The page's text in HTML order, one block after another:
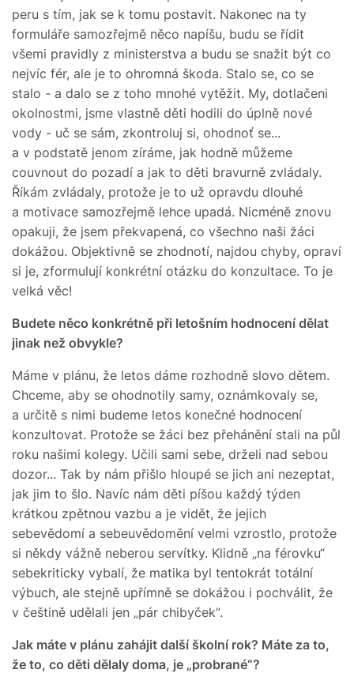
peru s tím, jak se k tomu postavit. Nakonec na ty
formuláře samozřejmě něco napíšu, budu se řídit
všemi pravidly z ministerstva a budu se snažit být co
nejvíc fér, ale je to ohromná škoda. Stalo se, co se
stalo - a dalo se z toho mnohé vytěžit. My, dotlačeni
okolnostmi, jsme vlastně děti hodili do úplně nové
vody - uč se sám, zkontroluj si, ohodnoť se...
a v podstatě jenom zíráme, jak hodně můžeme
couvnout do pozadí a jak to děti bravurně zvládaly.
Říkám zvládaly, protože je to už opravdu dlouhé
a motivace samozřejmě lehce upadá. Nicméně znovu
opakuji, že jsem překvapená, co všechno naši žáci
dokážou. Objektivně se zhodnotí, najdou chyby, opraví
si je, zformulují konkrétní otázku do konzultace. To je
velká věc!
Budete něco konkrétně při letošním hodnocení dělat
jinak než obvykle?
Máme v plánu, že letos dáme rozhodně slovo dětem.
Chceme, aby se ohodnotily samy, oznámkovaly se,
a určitě s nimi budeme letos konečné hodnocení
konzultovat. Protože se žáci bez přehánění stali na půl
roku našimi kolegy. Učili sami sebe, drželi nad sebou
dozor... Tak by nám přišlo hloupé se jich ani nezeptat,
jak jim to šlo. Navíc nám děti píšou každý týden
krátkou zpětnou vazbu a je vidět, že jejich
sebevědomí a sebeuvědomění velmi vzrostlo, protože
si někdy vážně neberou servítky. Klidně „na férovku“
sebekriticky vybalí, že matika byl tentokrát totální
výbuch, ale stejně upřímně se dokážou i pochválit, že
v češtině udělali jen „pár chibyček“.
Jak máte v plánu zahájit další školní rok? Máte za to,
že to, co děti dělaly doma, je „probrané“?